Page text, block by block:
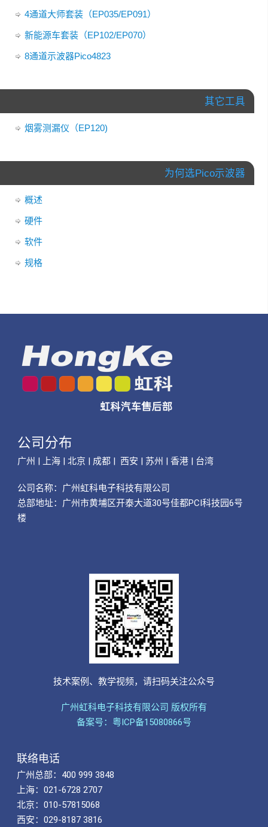
4通道大师套装（EP035/EP091）
新能源车套装（EP102/EP070）
8通道示波器Pico4823
其它工具
烟雾测漏仪（EP120)
为何选Pico示波器
概述
硬件
软件
规格
公司分布
广州 | 上海 | 北京 | 成都 | 西安 | 苏州 | 香港 | 台湾
公司名称： 广州虹科电子科技有限公司
总部地址：广州市黄埔区开泰大道30号佳都PCI科技园6号
楼
技术案例、教学视频，请扫码关注公众号
广州虹科电子科技有限公司 版权所有
备案号：粤ICP备15080866号
联络电话
广州总部：400 999 3848
上海：021-6728 2707
北京：010-57815068
西安：029-8187 3816